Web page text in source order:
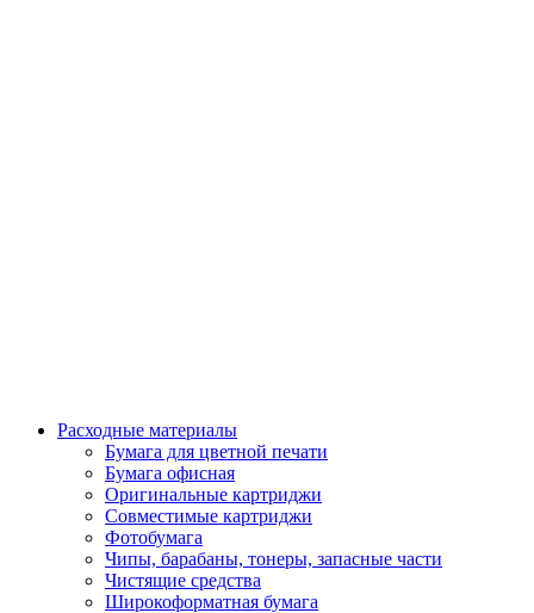
Расходные материалы
Бумага для цветной печати
Бумага офисная
Оригинальные картриджи
Совместимые картриджи
Фотобумага
Чипы, барабаны, тонеры, запасные части
Чистящие средства
Широкоформатная бумага